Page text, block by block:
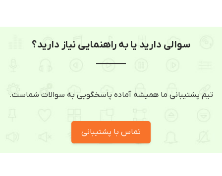
سوالی دارید یا به راهنمایی نیاز دارید؟
تیم پشتیبانی ما همیشه آماده پاسخگویی به سوالات شماست.
تماس با پشتیبانی